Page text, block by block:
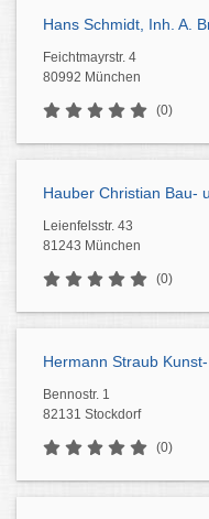
Hans Schmidt, Inh. A.
Feichtmayrstr. 4
80992 München
(0)
Hauber Christian Bau-
Leienfelsstr. 43
81243 München
(0)
Hermann Straub
Bennostr. 1
82131 Stockdorf
(0)